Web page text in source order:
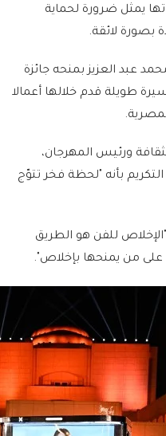
يمثل ضرورة لحماية
بصورة لائقة.
عبد العزيز بمنحه جائزة
طويلة قدم خلالها أعمالا
ورئيس المهرجان،
بأنه "لحظة فخر تتوّج
للفن هو الطريق
على من يمنحها بإخلاص".